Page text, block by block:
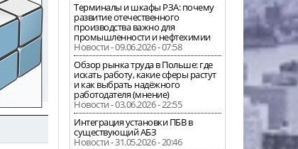
Терминалы и шкафы РЗА: почему
развитие отечественного
производства важно для
промышленности и нефтехимии
Новости - 09.06.2026 - 07:58
Обзор рынка труда в Польше: где
искать работу, какие сферы растут
и как выбрать надёжного
работодателя (мнение)
Новости - 03.06.2026 - 22:55
Интеграция установки ПБВ в
существующий АБЗ
Новости - 31.05.2026 - 20:46